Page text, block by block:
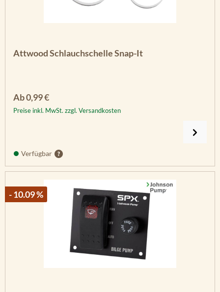
Attwood Schlauchschelle Snap-It
Regulärer Preis:
Ab0,99 €
Preise inkl. MwSt. zzgl. Versandkosten
Verfügbar
- 10.09 %